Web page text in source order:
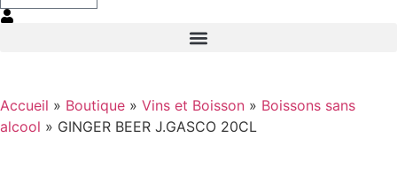
Accueil » Boutique » Vins et Boisson » Boissons sans
alcool » GINGER BEER J.GASCO 20CL